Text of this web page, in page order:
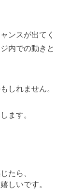
ンスが出てく
内での動きと
しれません。
ます。
たら、
しいです。